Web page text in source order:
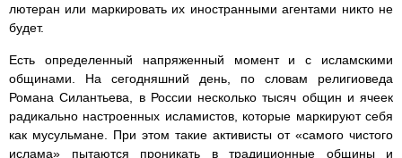
лютеран или маркировать их иностранными агентами никто не
будет.
Есть определенный напряженный момент и с исламскими
общинами. На сегодняшний день, по словам религиоведа
Романа Силантьева, в России несколько тысяч общин и ячеек
радикально настроенных исламистов, которые маркируют себя
как мусульмане. При этом такие активисты от «самого чистого
ислама» пытаются проникать в традиционные общины и